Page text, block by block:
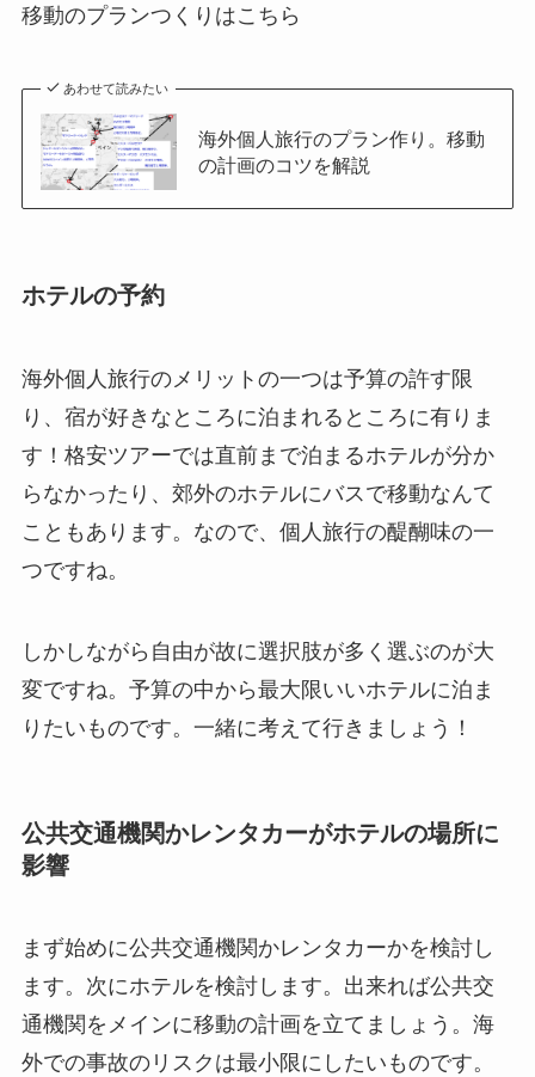
移動のプランつくりはこちら
あわせて読みたい
海外個人旅行のプラン作り。移動
の計画のコツを解説
ホテルの予約
海外個人旅行のメリットの一つは予算の許す限
り、宿が好きなところに泊まれるところに有りま
す！格安ツアーでは直前まで泊まるホテルが分か
らなかったり、郊外のホテルにバスで移動なんて
こともあります。なので、個人旅行の醍醐味の一
つですね。
しかしながら自由が故に選択肢が多く選ぶのが大
変ですね。予算の中から最大限いいホテルに泊ま
りたいものです。一緒に考えて行きましょう！
公共交通機関かレンタカーがホテルの場所に
影響
まず始めに公共交通機関かレンタカーかを検討し
ます。次にホテルを検討します。出来れば公共交
通機関をメインに移動の計画を立てましょう。海
外での事故のリスクは最小限にしたいものです。